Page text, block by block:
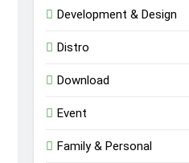
Development & Design
Distro
Download
Event
Family & Personal